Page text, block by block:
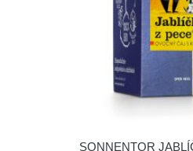
SONNENTOR